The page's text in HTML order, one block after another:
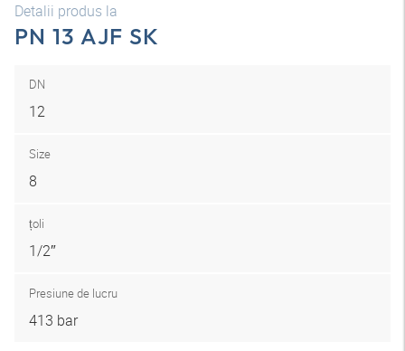
Detalii produs la
PN 13 AJF SK
DN
12
Size
8
țoli
1/2″
Presiune de lucru
413 bar